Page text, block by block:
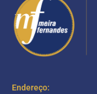
Endereço: